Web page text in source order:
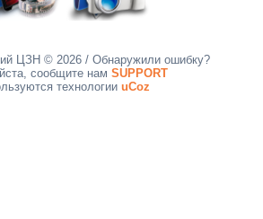
ЦЗН © 2026/ Обнаружили ошибку?
сообщите нам SUPPORT
технологии uCoz